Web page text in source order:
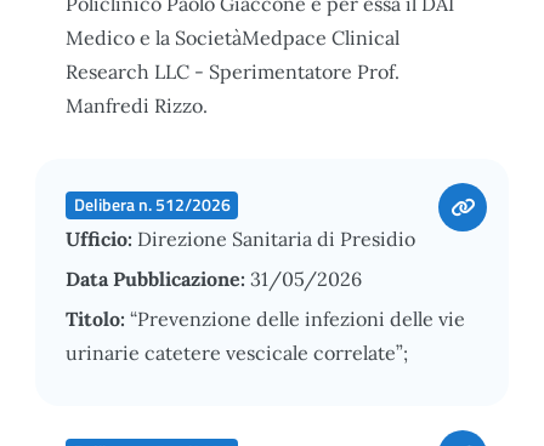
Medico e la SocietàMedpace Clinical
Research LLC - Sperimentatore Prof.
Manfredi Rizzo.
Delibera n. 512/2026
Ufficio: Direzione Sanitaria di Presidio
Data Pubblicazione: 31/05/2026
Titolo: “Prevenzione delle infezioni delle vie
urinarie catetere vescicale correlate”;